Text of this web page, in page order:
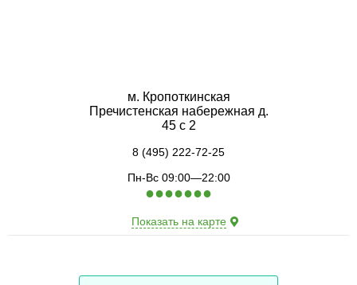
м. Кропоткинская
Пречистенская набережная д.
45 с 2
8 (495) 222-72-25
Пн-Вс 09:00—22:00
●●●●●●●
Показать на карте